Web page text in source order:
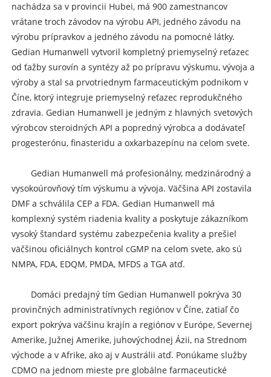
nachádza sa v provincii Hubei, má 900 zamestnancov
vrátane troch závodov na výrobu API, jedného závodu na
výrobu prípravkov a jedného závodu na pomocné látky.
Gedian Humanwell vytvoril kompletný priemyselný reťazec
od ťažby surovín a syntézy až po prípravu výskumu, vývoja a
výroby a stal sa prvotriednym farmaceutickým podnikom v
Číne, ktorý integruje priemyselný reťazec reprodukčného
zdravia. Gedian Humanwell je jedným z hlavných svetových
výrobcov steroidných API a popredný výrobca a dodávateľ
progesterónu, finasteridu a oxkarbazepínu na celom svete.
Gedian Humanwell má profesionálny, medzinárodný a
vysokoúrovňový tím výskumu a vývoja. Väčšina API zostavila
DMF a schválila CEP a FDA. Gedian Humanwell má
komplexný systém riadenia kvality a poskytuje zákazníkom
vysoký štandard systému zabezpečenia kvality a prešiel
väčšinou oficiálnych kontrol cGMP na celom svete, ako sú
NMPA, FDA, EDQM, PMDA, MFDS a TGA atď.
Domáci predajný tím Gedian Humanwell pokrýva 30
provinčných administratívnych regiónov v Číne, zatiaľ čo
export pokrýva väčšinu krajín a regiónov v Európe, Severnej
Amerike, Južnej Amerike, juhovýchodnej Ázii, na Strednom
východe a v Afrike, ako aj v Austrálii atď. Ponúkame služby
CDMO na jednom mieste pre globálne farmaceutické